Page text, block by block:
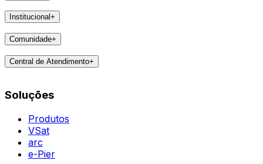
Produtos
arc
Institucional+
A Areco
Lideranças
Comunidade+
Eventos
Vivências
Central de Atendimento+
Todas as Regiões
Agent
Soluções
Produtos
VSat
arc
e-Pier